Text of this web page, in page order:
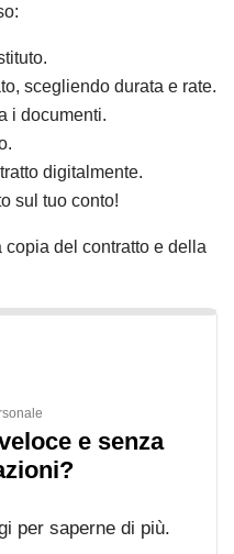
scegliendo durata e rate.
i documenti.
digitalmente.
sul tuo conto!
copia del contratto e della
e senza
per saperne di più.